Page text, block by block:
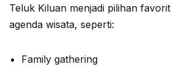
Teluk Kiluan menjadi pilihan
agenda wisata, seperti:
Family gathering